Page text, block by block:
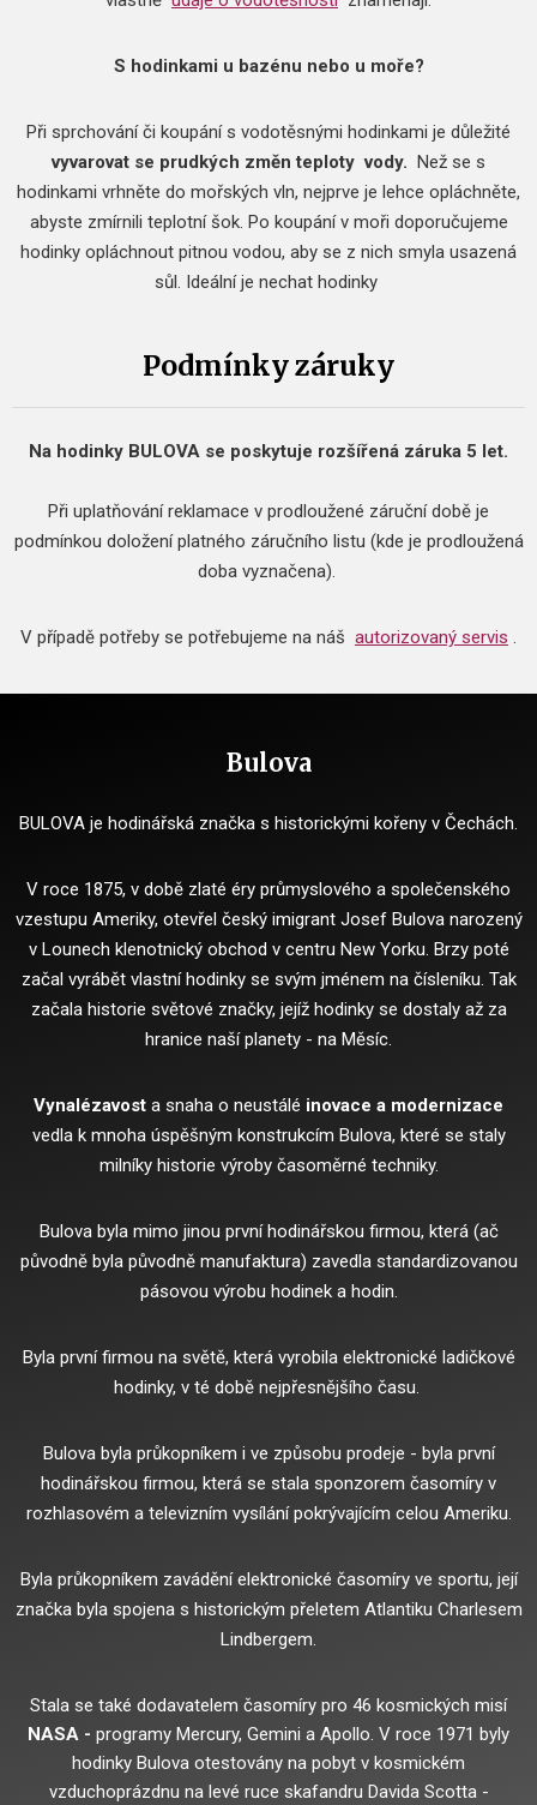
S hodinkami u bazénu nebo u moře?
Při sprchování či koupání s vodotěsnými hodinkami je důležité
vyvarovat se prudkých změn teploty vody. Než se s
hodinkami vrhněte do mořských vln, nejprve je lehce opláchněte,
abyste zmírnili teplotní šok. Po koupání v moři doporučujeme
hodinky opláchnout pitnou vodou, aby se z nich smyla usazená
sůl. Ideální je nechat hodinky
Podmínky záruky
Na hodinky BULOVA se poskytuje rozšířená záruka 5 let.
Při uplatňování reklamace v prodloužené záruční době je
podmínkou doložení platného záručního listu (kde je prodloužená
doba vyznačena).
V případě potřeby se potřebujeme na náš autorizovaný servis .
Bulova
BULOVA je hodinářská značka s historickými kořeny v Čechách.
V roce 1875, v době zlaté éry průmyslového a společenského
vzestupu Ameriky, otevřel český imigrant Josef Bulova narozený
v Lounech klenotnický obchod v centru New Yorku. Brzy poté
začal vyrábět vlastní hodinky se svým jménem na čísleníku. Tak
začala historie světové značky, jejíž hodinky se dostaly až za
hranice naší planety - na Měsíc.
Vynalézavost a snaha o neustálé inovace a modernizace
vedla k mnoha úspěšným konstrukcím Bulova, které se staly
milníky historie výroby časoměrné techniky.
Bulova byla mimo jinou první hodinářskou firmou, která (ač
původně byla původně manufaktura) zavedla standardizovanou
pásovou výrobu hodinek a hodin.
Byla první firmou na světě, která vyrobila elektronické ladičkové
hodinky, v té době nejpřesnějšího času.
Bulova byla průkopníkem i ve způsobu prodeje - byla první
hodinářskou firmou, která se stala sponzorem časomíry v
rozhlasovém a televizním vysílání pokrývajícím celou Ameriku.
Byla průkopníkem zavádění elektronické časomíry ve sportu, její
značka byla spojena s historickým přeletem Atlantiku Charlesem
Lindbergem.
Stala se také dodavatelem časomíry pro 46 kosmických misí
NASA - programy Mercury, Gemini a Apollo. V roce 1971 byly
hodinky Bulova otestovány na pobyt v kosmickém
vzduchoprázdnu na levé ruce skafandru Davida Scotta -